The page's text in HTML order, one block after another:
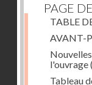
PAGE
TABLE
AVANT-
l'ouvrage
Tableau